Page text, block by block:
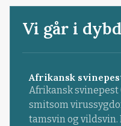
Vi går i
Afrikansk
Afrikansk svinepest
smitsom
tamsvin og